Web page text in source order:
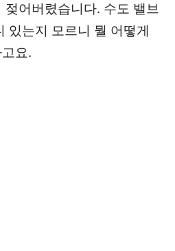
젖어버렸습니다. 수도 밸브
있는지 모르니 뭘 어떻게
요.